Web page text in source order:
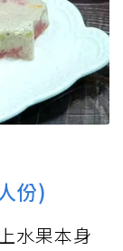
份)
水果本身